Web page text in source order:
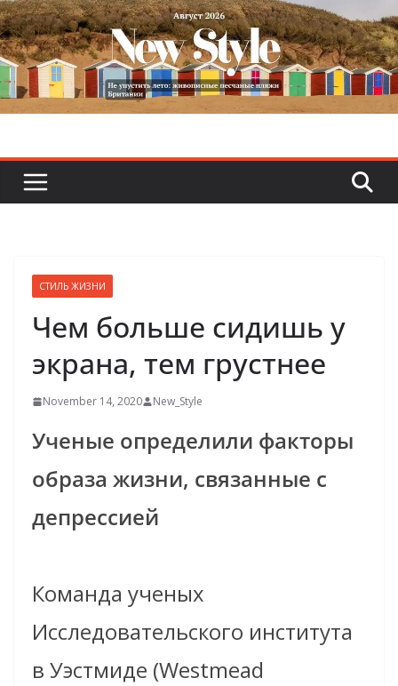
Skip
to
content
СТИЛЬ ЖИЗНИ
Чем больше сидишь у
экрана, тем грустнее
November 14, 2020 New_Style
Ученые определили факторы
образа жизни, связанные с
депрессией
Команда ученых
Исследовательского института
в Уэстмиде (Westmead